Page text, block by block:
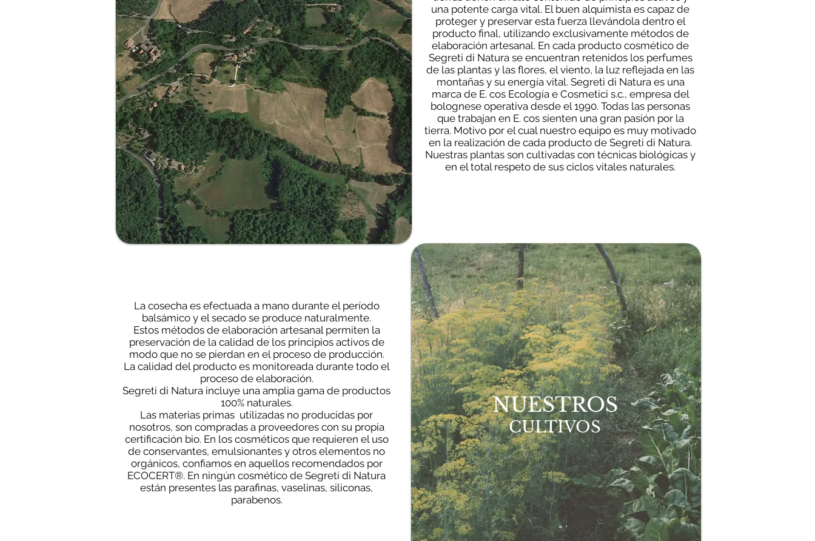
NUESTROS
CULTIVOS
La cosecha es efectuada a mano durante el período
balsámico y el secado se produce naturalmente.
Estos métodos de elaboración artesanal permiten la
preservación de la calidad de los principios activos de
modo que no se pierdan en el proceso de producción.
La calidad del producto es monitoreada durante todo el
proceso de elaboración.
Segreti di Natura incluye una amplia gama de productos
100% naturales.
Las materias primas utilizadas no producidas por
nosotros, son compradas a proveedores con su propia
certificación bio. En los cosméticos que requieren el uso
de conservantes, emulsionantes y otros elementos no
orgánicos, confiamos en aquellos recomendados por
ECOCERT®. En ningún cosmético de Segreti di Natura
están presentes las parafinas, vaselinas, siliconas,
parabenos.
una potente carga vital. El buen alquimista es capaz de
proteger y preservar esta fuerza llevándola dentro el
producto final, utilizando exclusivamente métodos de
elaboración artesanal. En cada producto cosmético de
Segreti di Natura se encuentran retenidos los perfumes
de las plantas y las flores, el viento, la luz reflejada en las
montañas y su energía vital. Segreti di Natura es una
marca de E. cos Ecología e Cosmetici s.c., empresa del
bolognese operativa desde el 1990. Todas las personas
que trabajan en E. cos sienten una gran pasión por la
tierra. Motivo por el cual nuestro equipo es muy motivado
en la realización de cada producto de Segreti di Natura.
Nuestras plantas son cultivadas con técnicas biológicas y
en el total respeto de sus ciclos vitales naturales.